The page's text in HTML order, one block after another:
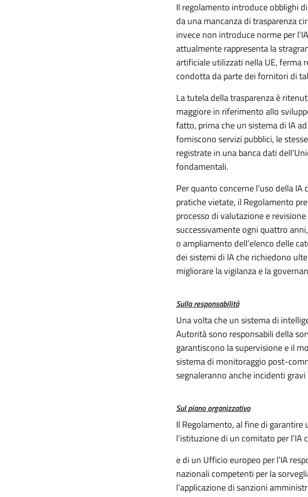
Il regolamento introduce obblighi
da una mancanza di trasparenza
invece non introduce norme per
attualmente rappresenta la
artificiale utilizzati nella UE, ferma
condotta da parte dei fornitori di
La tutela della trasparenza è
maggiore in riferimento allo
fatto, prima che un sistema di IA
forniscono servizi pubblici, le
registrate in una banca dati
fondamentali.
Per quanto concerne l’uso della
pratiche vietate, il Regolamento
processo di valutazione e
successivamente ogni quattro
o ampliamento dell’elenco delle
dei sistemi di IA che richiedono
migliorare la vigilanza e la
Sulla responsabilità
Una volta che un sistema di
Autorità sono responsabili della
garantiscono la supervisione e il
sistema di monitoraggio post-
segnaleranno anche incidenti
Sul piano organizzativo
Il Regolamento, al fine di garantire
l’istituzione di un comitato per
e di un Ufficio europeo per l’IA
nazionali competenti per la
l’applicazione di sanzioni